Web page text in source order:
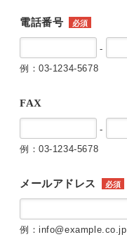
電話番号 必須
-
例：03-1234-5678
FAX
-
例：03-1234-5678
メールアドレス 必須
例：info@example.co.jp